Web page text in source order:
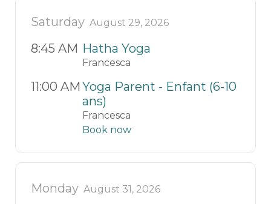
Saturday August 29, 2026
8:45 AM Hatha Yoga
Francesca
11:00 AM Yoga Parent - Enfant (6-10
ans)
Francesca
Book now
Monday August 31, 2026